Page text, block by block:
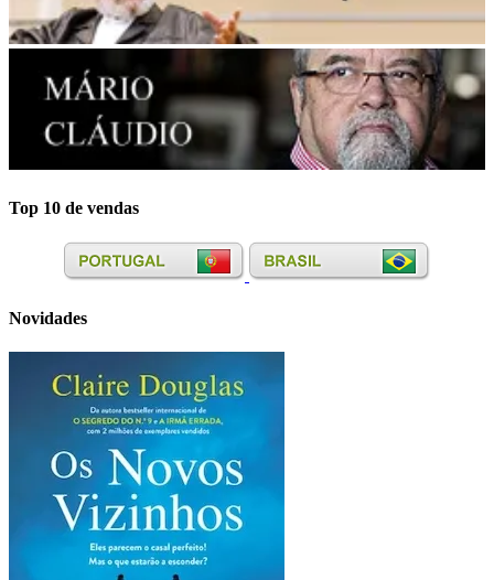
Top 10 de vendas
Novidades